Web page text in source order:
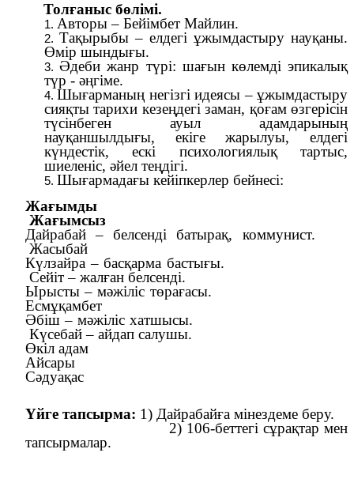
Толғаныс бөлімі.
Авторы – Бейімбет Майлин.
Тақырыбы – елдегі ұжымдастыру науқаны.
Өмір шындығы.
Әдеби жанр түрі: шағын көлемді эпикалық
түр - әңгіме.
Шығарманың негізгі идеясы – ұжымдастыру
сияқты тарихи кезеңдегі заман, қоғам өзгерісін
түсінбеген ауыл адамдарының
науқаншылдығы, екіге жарылуы, елдегі
күндестік, ескі психологиялық тартыс,
шиеленіс, әйел теңдігі.
Шығармадағы кейіпкерлер бейнесі:
Жағымды
Жағымсыз
Дайрабай – белсенді батырақ, коммунист.
Жасыбай
Күлзайра – басқарма бастығы.
Сейіт – жалған белсенді.
Ырысты – мәжіліс төрағасы.
Есмұқамбет
Әбіш – мәжіліс хатшысы.
Күсебай – айдап салушы.
Өкіл адам
Айсары
Сәдуақас
Үйге тапсырма: 1) Дайрабайға мінездеме беру.
2) 106-беттегі сұрақтар мен
тапсырмалар.